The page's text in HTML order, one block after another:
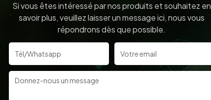
Si vous êtes intéressé par nos produits et souhaitez en
savoir plus, veuillez laisser un message ici, nous vous
répondrons dès que possible.